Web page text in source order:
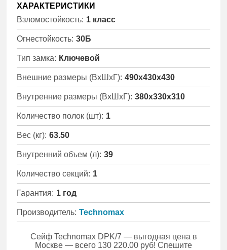
ХАРАКТЕРИСТИКИ
Взломостойкость: 1 класс
Огнестойкость: 30Б
Тип замка: Ключевой
Внешние размеры (ВхШхГ): 490x430x430
Внутренние размеры (ВхШхГ): 380x330x310
Количество полок (шт): 1
Вес (кг): 63.50
Внутренний объем (л): 39
Количество секций: 1
Гарантия: 1 год
Производитель: Technomax
Сейф Technomax DPK/7 — выгодная цена в
Москве — всего 130 220.00 руб! Спешите